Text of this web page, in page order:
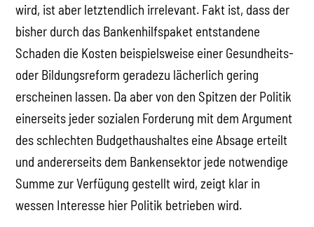
wird, ist aber letztendlich irrelevant. Fakt ist, dass der
bisher durch das Bankenhilfspaket entstandene
Schaden die Kosten beispielsweise einer Gesundheits-
oder Bildungsreform geradezu lächerlich gering
erscheinen lassen. Da aber von den Spitzen der Politik
einerseits jeder sozialen Forderung mit dem Argument
des schlechten Budgethaushaltes eine Absage erteilt
und andererseits dem Bankensektor jede notwendige
Summe zur Verfügung gestellt wird, zeigt klar in
wessen Interesse hier Politik betrieben wird.